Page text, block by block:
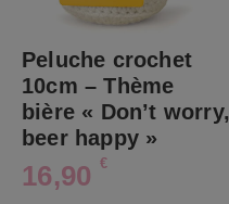
Peluche crochet
10cm – Thème
bière « Don’t worry,
beer happy »
16,90 €